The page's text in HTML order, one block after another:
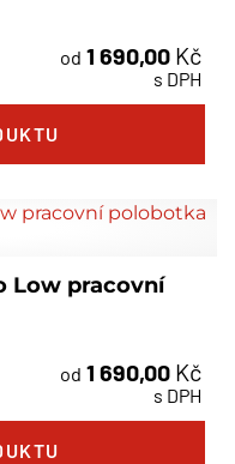
od 1 690,00 Kč
s DPH
Low pracovní
od 1 690,00 Kč
s DPH